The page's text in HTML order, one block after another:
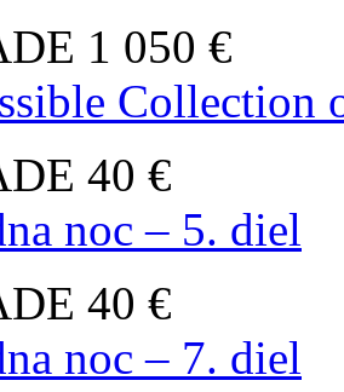
1 050 €
Collection
40 €
noc – 5. diel
40 €
noc – 7. diel